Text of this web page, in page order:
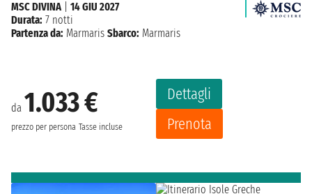
da 1.033 €
prezzo per persona Tasse incluse
Dettagli
Prenota
MSC DIVINA| 14 GIU 2027
Durata: 7 notti
Partenza da: Marmaris Sbarco: Marmaris